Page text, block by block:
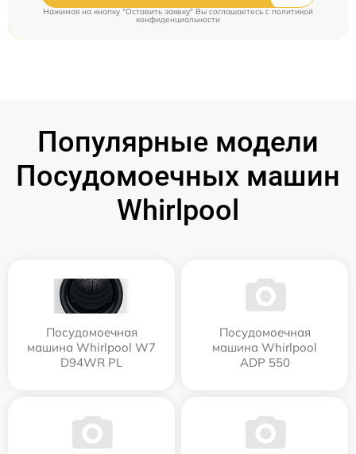
Нажимая на кнопку "Оставить заявку" Вы соглашаетесь c политикой
конфиденциальности
Популярные модели
Посудомоечных машин
Whirlpool
Посудомоечная
машина Whirlpool W7
D94WR PL
Посудомоечная
машина Whirlpool
ADP 550